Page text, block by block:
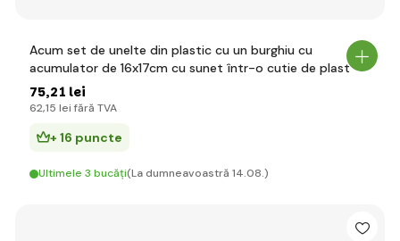
Acum set de unelte din plastic cu un burghiu cu
acumulator de 16x17cm cu sunet într-o cutie de plast
75,21 lei
62,15 lei fără TVA
+ 16 puncte
Ultimele 3 bucăți(La dumneavoastră 14.08.)